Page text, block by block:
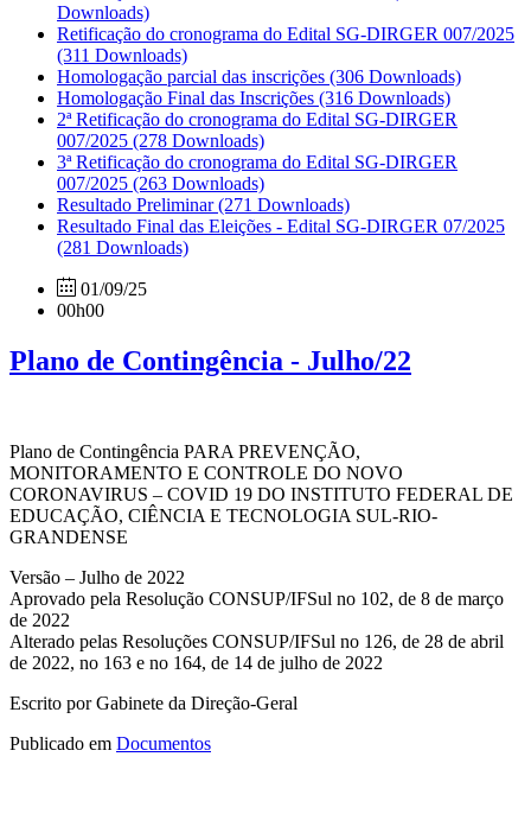
Downloads)
Retificação do cronograma do Edital SG-DIRGER 007/2025
(311 Downloads)
Homologação parcial das inscrições (306 Downloads)
Homologação Final das Inscrições (316 Downloads)
2ª Retificação do cronograma do Edital SG-DIRGER
007/2025 (278 Downloads)
3ª Retificação do cronograma do Edital SG-DIRGER
007/2025 (263 Downloads)
Resultado Preliminar(271 Downloads)
Resultado Final das Eleições - Edital SG-DIRGER 07/2025
(281 Downloads)
01/09/25
00h00
Plano de Contingência - Julho/22
Plano de Contingência PARA PREVENÇÃO,
MONITORAMENTO E CONTROLE DO NOVO
CORONAVIRUS – COVID 19 DO INSTITUTO FEDERAL DE
EDUCAÇÃO, CIÊNCIA E TECNOLOGIA SUL-RIO-
GRANDENSE
Versão – Julho de 2022
Aprovado pela Resolução CONSUP/IFSul no 102, de 8 de março
de 2022
Alterado pelas Resoluções CONSUP/IFSul no 126, de 28 de abril
de 2022, no 163 e no 164, de 14 de julho de 2022
Escrito por Gabinete da Direção-Geral
Publicado em Documentos